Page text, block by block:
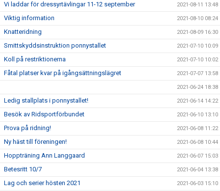
Vi laddar för dressyrtävlingar 11-12 september 2021-08-11 13:48
Viktig information 2021-08-10 08:24
Knatteridning 2021-08-09 16:30
Smittskyddsinstruktion ponnystallet 2021-07-10 10:09
Koll på restriktionerna 2021-07-10 10:02
Fåtal platser kvar på igångsättningslägret 2021-07-07 13:58
2021-06-24 18:38
Ledig stallplats i ponnystallet! 2021-06-14 14:22
Besök av Ridsportförbundet 2021-06-10 13:10
Prova på ridning! 2021-06-08 11:22
Ny häst till föreningen! 2021-06-08 10:44
Hoppträning Ann Langgaard 2021-06-07 15:03
Betesritt 10/7 2021-06-04 13:38
Lag och serier hösten 2021 2021-06-03 15:10